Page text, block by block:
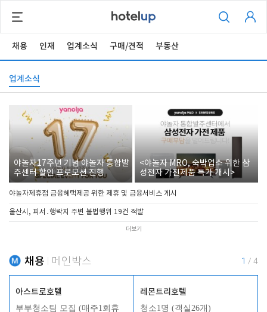
채용 인재 업계소식 구매/견적 부동산
업계소식
야놀자17주년 기념 야놀자 통합발
주센터 할인 프로모션 진행
<야놀자 MRO, 숙박업소 위한 삼
성전자 가전제품 특가 개시>
야놀자제휴점 금융혜택제공 위한 제휴 및 금융서비스 게시
울산시, 피서․행락지 주변 불법행위 19건 적발
더보기
채용 메인박스 1 / 4
아스트로호텔
부부청소팀 모집 (매주1회휴
레몬트리호텔
청소1명 (객실26개)